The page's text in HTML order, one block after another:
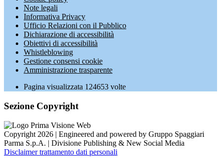
Note legali
Informativa Privacy
Ufficio Relazioni con il Pubblico
Dichiarazione di accessibilità
Obiettivi di accessibilità
Whistleblowing
Gestione consensi cookie
Amministrazione trasparente
Pagina visualizzata 124653 volte
Sezione Copyright
Copyright 2026 | Engineered and powered by Gruppo Spaggiari
Parma S.p.A. | Divisione Publishing & New Social Media
Disclaimer trattamento dati personali